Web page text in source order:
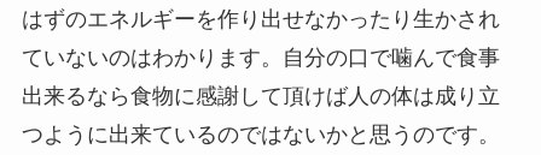
はずのエネルギーを作り出せなかったり生かされ
ていないのはわかります。自分の口で噛んで食事
出来るなら食物に感謝して頂けば人の体は成り立
つように出来ているのではないかと思うのです。